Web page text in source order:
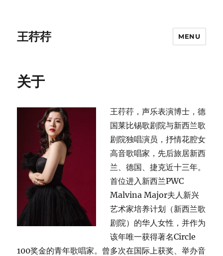
王荇荇 MENU
关于
王荇荇，声乐表演博士，德
国莱比锡歌剧院与新西兰歌
剧院独唱演员，抒情花腔女
高音歌唱家，先后旅居新西
兰、德国、捷克近十三年。
首位进入新西兰PWC
Malvina Major夫人新兴
艺术家培养计划（新西兰歌
剧院）的华人女性，并作为
该年唯一获得著名Circle
100奖金的青年歌唱家。曾多次在国际上获奖、举办音